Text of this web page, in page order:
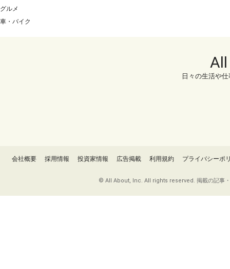
グルメ
車・バイク
日々の生活や
会社概要 採用情報 投資家情報 広告掲載 利用規約 プライバシーポ
© All About, Inc. All rights reserved. 掲載の記事・